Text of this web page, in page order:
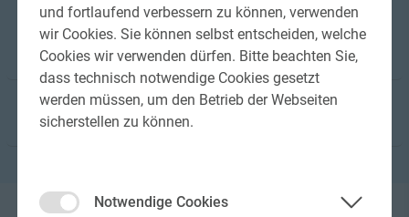
und fortlaufend verbessern zu können, verwenden
wir Cookies. Sie können selbst entscheiden, welche
Cookies wir verwenden dürfen. Bitte beachten Sie,
dass technisch notwendige Cookies gesetzt
werden müssen, um den Betrieb der Webseiten
sicherstellen zu können.
Notwendige Cookies
Technische Details
Ausstattung